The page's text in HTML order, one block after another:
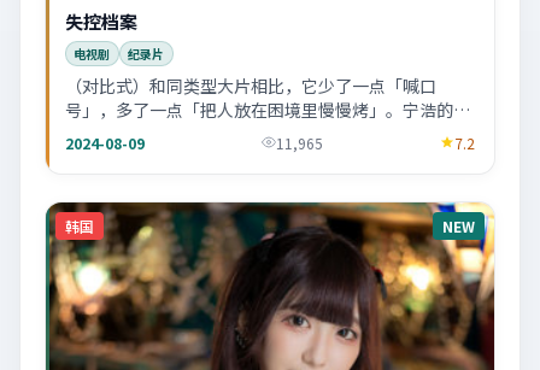
失控档案
电视剧 纪录片
（对比式）和同类型大片相比，它少了一点「喊口
号」，多了一点「把人放在困境里慢慢烤」。宁浩的取
舍很明显。
2024-08-09 11,965 7.2
韩国 NEW